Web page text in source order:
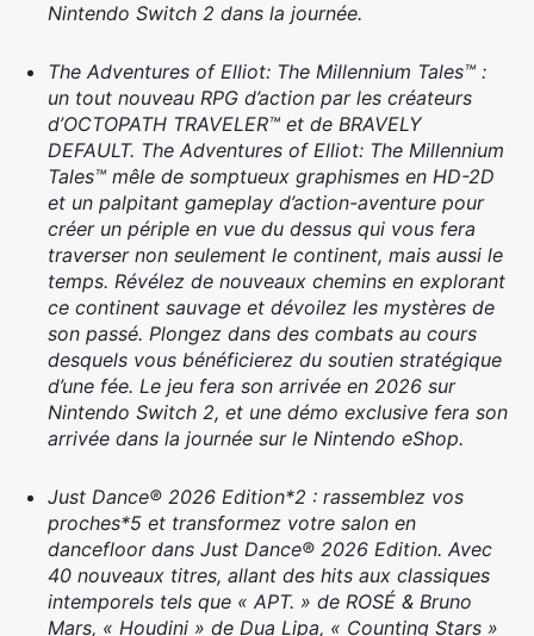
Nintendo Switch 2 dans la journée.
The Adventures of Elliot: The Millennium Tales™ :
un tout nouveau RPG d’action par les créateurs
d’OCTOPATH TRAVELER™ et de BRAVELY
DEFAULT. The Adventures of Elliot: The Millennium
Tales™ mêle de somptueux graphismes en HD-2D
et un palpitant gameplay d’action-aventure pour
créer un périple en vue du dessus qui vous fera
traverser non seulement le continent, mais aussi le
temps. Révélez de nouveaux chemins en explorant
ce continent sauvage et dévoilez les mystères de
son passé. Plongez dans des combats au cours
desquels vous bénéficierez du soutien stratégique
d’une fée. Le jeu fera son arrivée en 2026 sur
Nintendo Switch 2, et une démo exclusive fera son
arrivée dans la journée sur le Nintendo eShop.
Just Dance® 2026 Edition*2 : rassemblez vos
proches*5 et transformez votre salon en
dancefloor dans Just Dance® 2026 Edition. Avec
40 nouveaux titres, allant des hits aux classiques
intemporels tels que « APT. » de ROSÉ & Bruno
Mars, « Houdini » de Dua Lipa, « Counting Stars »